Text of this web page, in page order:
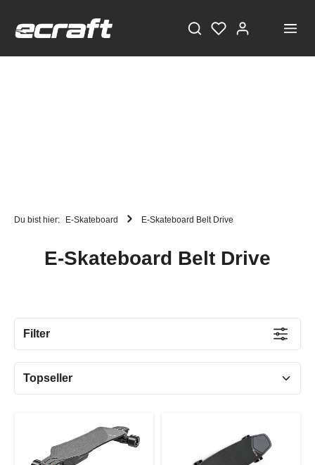
Du bist hier: E-Skateboard E-Skateboard Belt Drive
E-Skateboard Belt Drive
Filter